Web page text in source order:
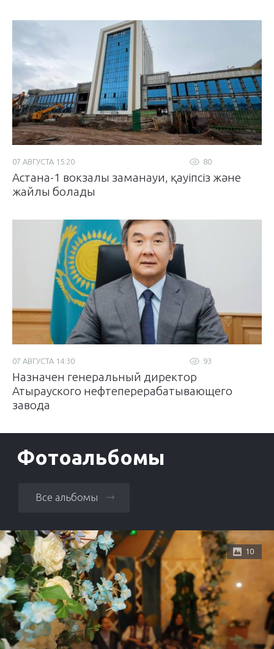
80
07 АВГУСТА 15:20
Астана-1 вокзалы заманауи, қауіпсіз және
жайлы болады
93
07 АВГУСТА 14:30
Назначен генеральный директор
Атырауского нефтеперерабатывающего
завода
Фотоальбомы
Все альбомы
10